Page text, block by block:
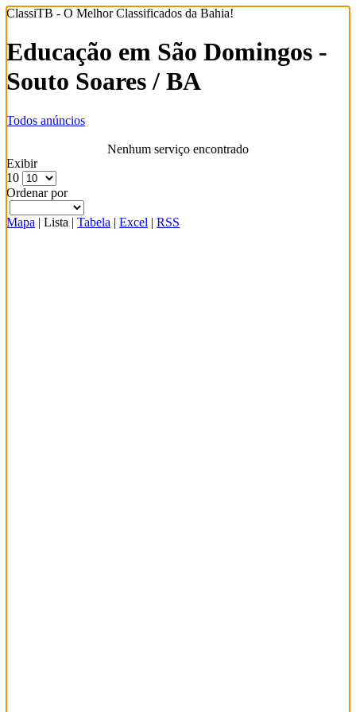
ClassiTB - O Melhor Classificados da Bahia!
Educação em São Domingos -
Souto Soares / BA
Todos anúncios
Nenhum serviço encontrado
Exibir
10
Ordenar por
Mapa | Lista | Tabela | Excel | RSS